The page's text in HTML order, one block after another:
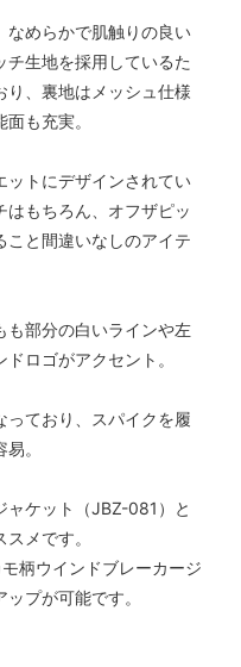
なめらかで肌触りの良い
チ生地を採用しているた
り、裏地はメッシュ仕様
も充実。
ットにデザインされてい
はもちろん、オフザピッ
こと間違いなしのアイテ
も部分の白いラインや左
ロゴがアクセント。
っており、スパイクを履
。
ャケット（JBZ-081）と
メです。
柄ウインドブレーカージ
プが可能です。